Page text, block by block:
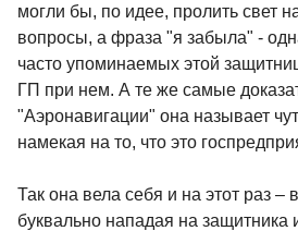
могли бы, по идее, пролить свет
вопросы, а фраза "я забыла" -
часто упоминаемых этой
ГП при нем. А те же самые
"Аэронавигации" она называет
намекая на то, что это
Так она вела себя и на этот раз –
буквально нападая на защитника